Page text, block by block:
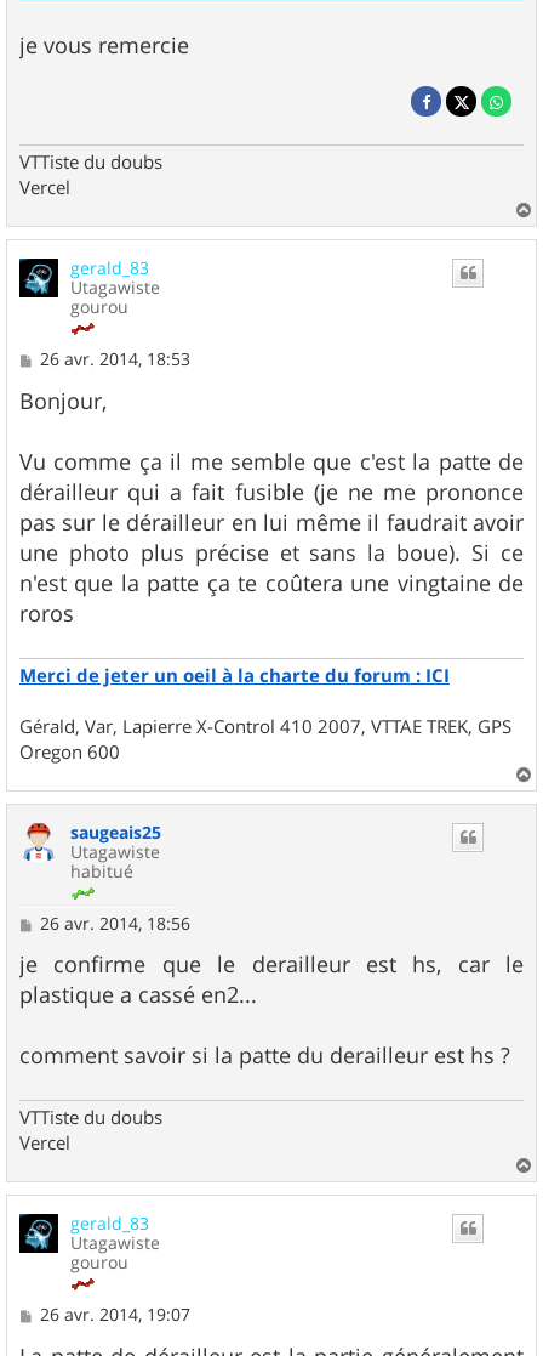
je vous remercie
VTTiste du doubs
Vercel
a
gerald_83
Utagawiste
gourou
M
s
s
g
e
26 avr. 2014, 18:53
Bonjour,
Vu comme ça il me semble que c'est la patte de
dérailleur qui a fait fusible (je ne me prononce
pas sur le dérailleur en lui même il faudrait avoir
une photo plus précise et sans la boue). Si ce
n'est que la patte ça te coûtera une vingtaine de
roros
Merci de jeter un oeil à la charte du forum : ICI
Gérald, Var, Lapierre X-Control 410 2007, VTTAE TREK, GPS
Oregon 600
a
saugeais25
Utagawiste
habitué
M
s
s
a
26 avr. 2014, 18:56
je confirme que le derailleur est hs, car le
plastique a cassé en2...
comment savoir si la patte du derailleur est hs ?
VTTiste du doubs
Vercel
a
gerald_83
Utagawiste
gourou
M
26 avr. 2014, 19:07